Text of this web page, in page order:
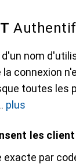
nom
la connexion
toutes les
plus
les
exacte par